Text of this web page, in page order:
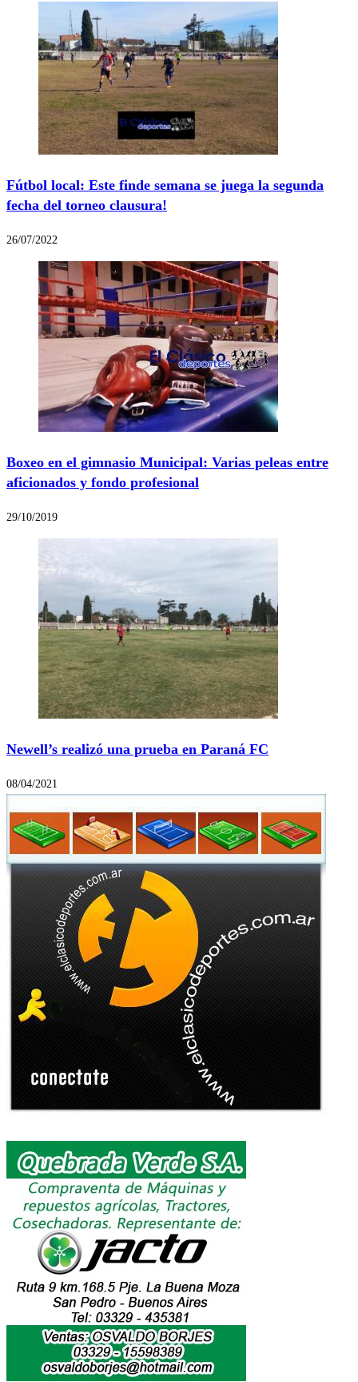
Fútbol local: Este finde semana se juega la segunda
fecha del torneo clausura!
26/07/2022
Boxeo en el gimnasio Municipal: Varias peleas entre
aficionados y fondo profesional
29/10/2019
Newell’s realizó una prueba en Paraná FC
08/04/2021